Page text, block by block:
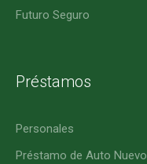
Futuro Seguro
Préstamos
Personales
Préstamo de Auto Nuevo